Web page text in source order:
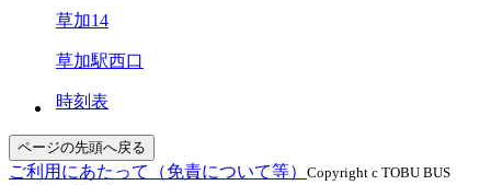
草加14
草加駅西口
時刻表
ページの先頭へ戻る
ご利用にあたって（免責について等） Copyright c TOBU BUS